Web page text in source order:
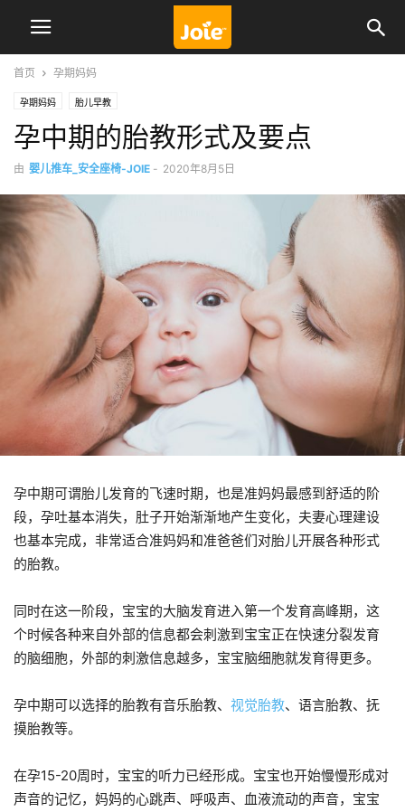
首页 孕期妈妈
孕期妈妈 胎儿早教
孕中期的胎教形式及要点
由 婴儿推车_安全座椅-JOIE - 2020年8月5日
孕中期可谓胎儿发育的飞速时期，也是准妈妈最感到舒适的阶
段，孕吐基本消失，肚子开始渐渐地产生变化，夫妻心理建设
也基本完成，非常适合准妈妈和准爸爸们对胎儿开展各种形式
的胎教。
同时在这一阶段，宝宝的大脑发育进入第一个发育高峰期，这
个时候各种来自外部的信息都会刺激到宝宝正在快速分裂发育
的脑细胞，外部的刺激信息越多，宝宝脑细胞就发育得更多。
孕中期可以选择的胎教有音乐胎教、 视觉胎教、语言胎教、抚
摸胎教等。
在孕15-20周时，宝宝的听力已经形成。宝宝也开始慢慢形成对
声音的记忆，妈妈的心跳声、呼吸声、血液流动的声音，宝宝